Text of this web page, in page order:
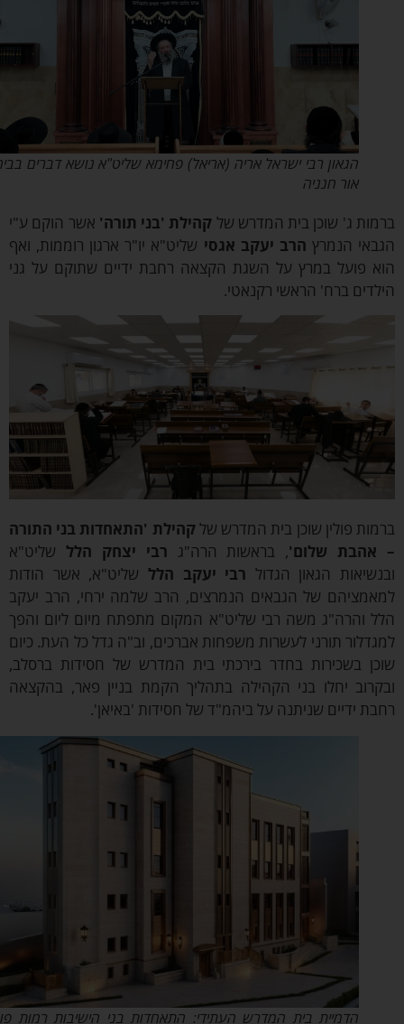
הגאון רבי ישראל אריה (אריאל) פחימא שליט"א נושא דברים בביהמ"ד
אור חנניה
ג' שוכן בית המדרש שלקהילת 'בני תורה'אשר הוקם ע"י
הנמרץהרב יעקב אגסישליט"א יו"ר ארגון רוממות, ואף
פועל במרץ על השגת הקצאה רחבת ידיים שתוקם על גני
ברח' הראשי רקנאטי.
פולין שוכן בית המדרש שלקהילת 'התאחדות בני התורה
שלום', בראשות הרה"גרבי יצחק הללשליט"א
הגאון הגדולרבי יעקב הלל שליט"א, אשר הודות
של הגבאים הנמרצים, הרב שלמה ירחי, הרב יעקב
והרה"ג משה רבי שליט"א המקום מתפתח מיום ליום והפך
תורני לעשרות משפחות אברכים, וב"ה גדל כל העת. כיום
בשכירות בחדר בירכתי בית המדרש של חסידות ברסלב,
יחלו בני הקהילה בתהליך הקמת בניין פאר, בהקצאה
ידיים שניתנה על ביהמ"ד של חסידות 'באיאן'.
הדמיית בית המדרש העתידי: התאחדות בני הישיבות רמות פולין –